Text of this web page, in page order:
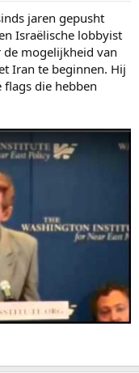
jaren gepusht
Israëlische lobbyist
mogelijkheid van
Iran te beginnen. Hij
die hebben